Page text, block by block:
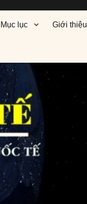
Mục lục Giới thiệu